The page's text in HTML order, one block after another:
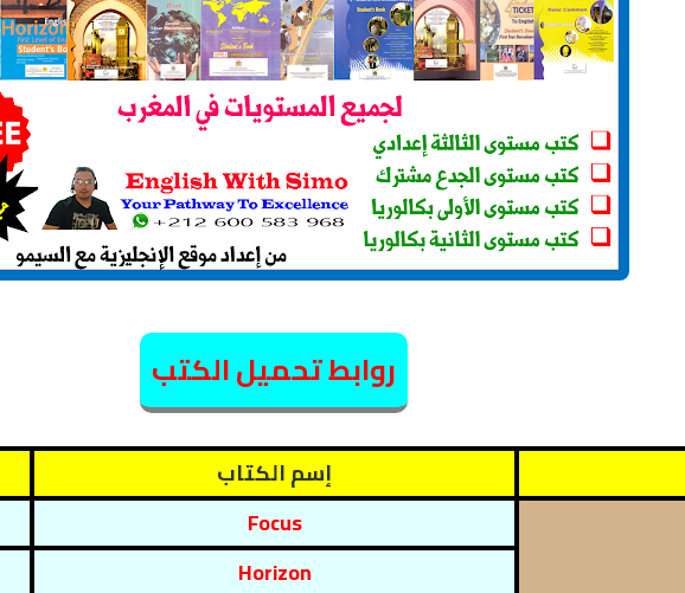
روابط تحميل الكتب
إسم الكتاب
Focus
Horizon